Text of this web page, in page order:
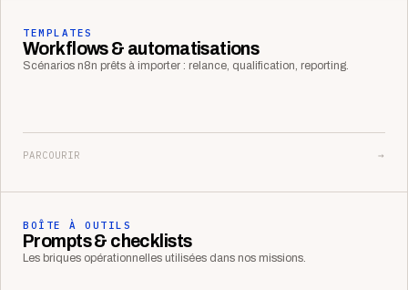
TEMPLATES
Workflows & automatisations
Scénarios n8n prêts à importer : relance, qualification, reporting.
PARCOURIR →
BOÎTE À OUTILS
Prompts & checklists
Les briques opérationnelles utilisées dans nos missions.